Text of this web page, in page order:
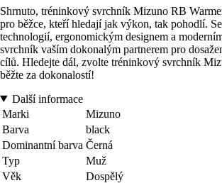
Shrnuto, tréninkový svrchník Mizuno RB
pro běžce, kteří hledají jak výkon, tak pohodlí.
technologií, ergonomickým designem a
svrchník vaším dokonalým partnerem pro
cílů. Hledejte dál, zvolte tréninkový svrchník
běžte za dokonalostí!
Další informace
Marki
Mizuno
Barva
black
Dominantní barva Černá
Typ
Muž
Věk
Dospělý